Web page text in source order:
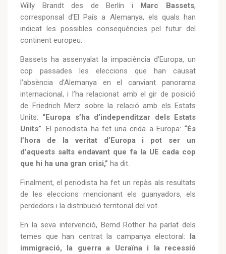
Willy Brandt des de Berlín i Marc Bassets,
corresponsal d'El País a Alemanya, els quals han
indicat les possibles conseqüències pel futur del
continent europeu.
Bassets ha assenyalat la impaciència d’Europa, un
cop passades les eleccions que han causat
l'absència d’Alemanya en el canviant panorama
internacional, i l’ha relacionat amb el gir de posició
de Friedrich Merz sobre la relació amb els Estats
Units: “Europa s’ha d’independitzar dels Estats
Units”. El periodista ha fet una crida a Europa: “És
l’hora de la veritat d’Europa i pot ser un
d’aquests salts endavant que fa la UE cada cop
que hi ha una gran crisi,” ha dit.
Finalment, el periodista ha fet un repàs als resultats
de les eleccions mencionant els guanyadors, els
perdedors i la distribució territorial del vot.
En la seva intervenció, Bernd Rother ha parlat dels
temes que han centrat la campanya electoral: la
immigració, la guerra a Ucraïna i la recessió